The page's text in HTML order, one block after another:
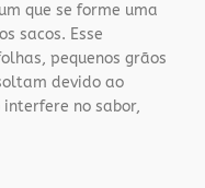
que se forme uma
sacos. Esse
pequenos grãos
devido ao
no sabor,